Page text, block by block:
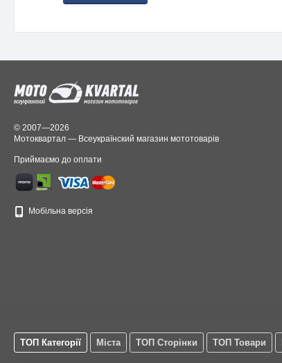
© 2007—2026
Мотоквартал — Всеукраїнский магазин мототоварів
Приймаємо до оплати
Мобільна версія
ТОП Категорії Міста ТОП Сторінки ТОП Товари